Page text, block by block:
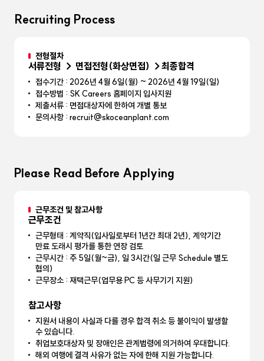
Recruiting Process
전형절차
서류전형 → 면접전형(화상면접) →최종합격
접수기간 : 2026년 4월 6일(월) ~ 2026년 4월 19일(일)
접수방법 : SK Careers 홈페이지 입사지원
제출서류 : 면접대상자에 한하여 개별 통보
문의사항 : recruit@skoceanplant.com
Please Read Before Applying
근무조건 및 참고사항
근무조건
근무형태 : 계약직(입사일로부터 1년간 최대 2년), 계약기간
만료 도래시 평가를 통한 연장 검토
근무시간 : 주 5일(월~금), 일 3시간(일 근무 Schedule 별도
협의)
근무장소 : 재택근무(업무용 PC 등 사무기기 지원)
참고사항
지원서 내용이 사실과 다를 경우 합격 취소 등 불이익이 발생할
수 있습니다.
취업보호대상자 및 장애인은 관계법령에 의거하여 우대합니다.
해외 여행에 결격 사유가 없는 자에 한해 지원 가능합니다.